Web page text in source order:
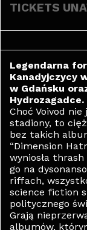
TICKETS
Legendarna
Kanadyjczycy
w Gdańsku
Hydrozagadce.
Choć Voivod
stadiony, to
bez takich
“Dimension
wyniosła
go na
riffach,
science fiction
politycznego
Grają
albumów,